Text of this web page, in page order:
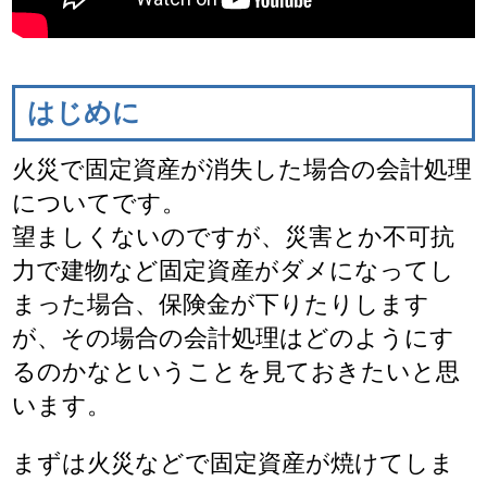
はじめに
火災で固定資産が消失した場合の会計処理
についてです。
望ましくないのですが、災害とか不可抗
力で建物など固定資産がダメになってし
まった場合、保険金が下りたりします
が、その場合の会計処理はどのようにす
るのかなということを見ておきたいと思
います。
まずは火災などで固定資産が焼けてしま